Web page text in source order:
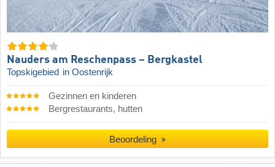
Nauders am Reschenpass – Bergkastel
Topskigebied in Oostenrijk
Gezinnen en kinderen
Bergrestaurants, hutten
Beoordeling